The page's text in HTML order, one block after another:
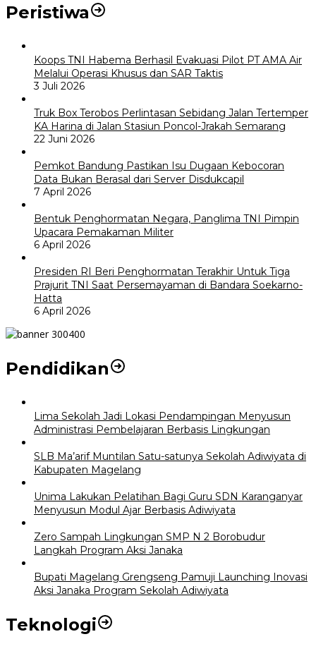
Peristiwa
Koops TNI Habema Berhasil Evakuasi Pilot PT AMA Air
Melalui Operasi Khusus dan SAR Taktis
3 Juli 2026
Truk Box Terobos Perlintasan Sebidang Jalan Tertemper
KA Harina di Jalan Stasiun Poncol-Jrakah Semarang
22 Juni 2026
Pemkot Bandung Pastikan Isu Dugaan Kebocoran
Data Bukan Berasal dari Server Disdukcapil
7 April 2026
Bentuk Penghormatan Negara, Panglima TNI Pimpin
Upacara Pemakaman Militer
6 April 2026
Presiden RI Beri Penghormatan Terakhir Untuk Tiga
Prajurit TNI Saat Persemayaman di Bandara Soekarno-
Hatta
6 April 2026
Pendidikan
Lima Sekolah Jadi Lokasi Pendampingan Menyusun
Administrasi Pembelajaran Berbasis Lingkungan
SLB Ma’arif Muntilan Satu-satunya Sekolah Adiwiyata di
Kabupaten Magelang
Unima Lakukan Pelatihan Bagi Guru SDN Karanganyar
Menyusun Modul Ajar Berbasis Adiwiyata
Zero Sampah Lingkungan SMP N 2 Borobudur
Langkah Program Aksi Janaka
Bupati Magelang Grengseng Pamuji Launching Inovasi
Aksi Janaka Program Sekolah Adiwiyata
Teknologi